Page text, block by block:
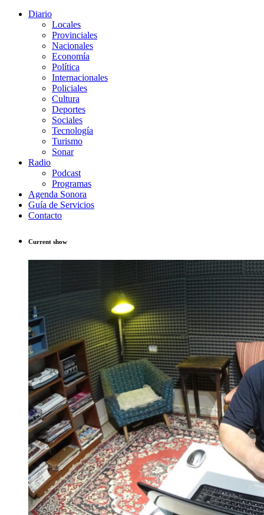
Diario
Locales
Provinciales
Nacionales
Economía
Política
Internacionales
Policiales
Cultura
Deportes
Sociales
Tecnología
Turismo
Sonar
Radio
Podcast
Programas
Agenda Sonora
Guía de Servicios
Contacto
Current show